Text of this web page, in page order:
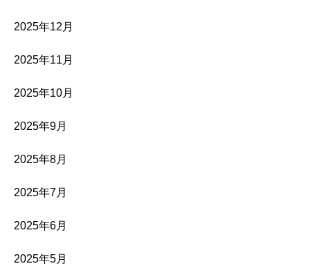
2025年12月
2025年11月
2025年10月
2025年9月
2025年8月
2025年7月
2025年6月
2025年5月